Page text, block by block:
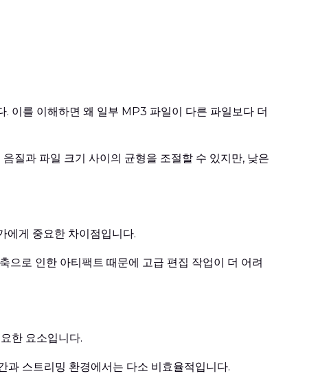
이를 이해하면 왜 일부 MP3 파일이 다른 파일보다 더
질과 파일 크기 사이의 균형을 조절할 수 있지만, 낮은
에게 중요한 차이점입니다.
으로 인한 아티팩트 때문에 고급 편집 작업이 더 어려
한 요소입니다.
스트리밍 환경에서는 다소 비효율적입니다.